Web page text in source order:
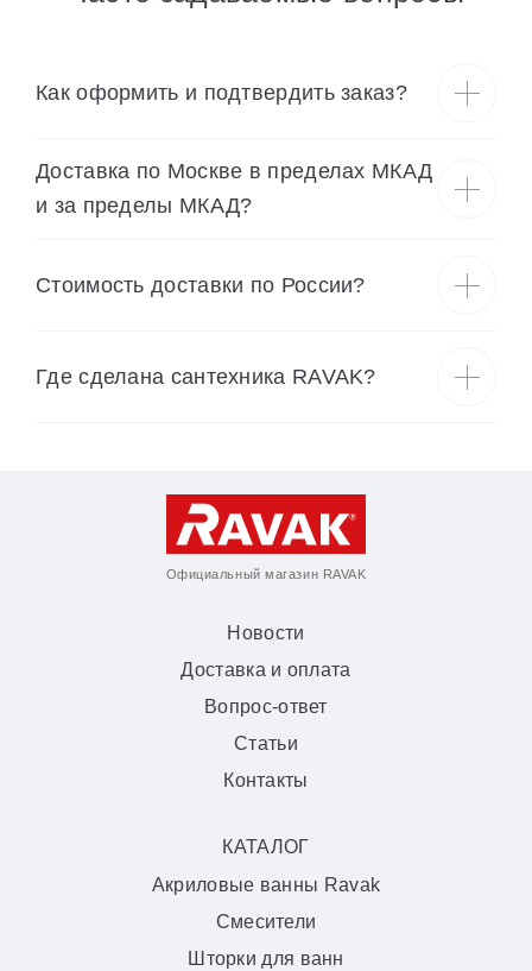
Как оформить и подтвердить заказ?
Доставка по Москве в пределах МКАД
и за пределы МКАД?
Cтоимость доставки по России?
Где сделана сантехника RAVAK?
Официальный магазин RAVAK
Новости
Доставка и оплата
Вопрос-ответ
Статьи
Контакты
КАТАЛОГ
Акриловые ванны Ravak
Смесители
Шторки для ванн